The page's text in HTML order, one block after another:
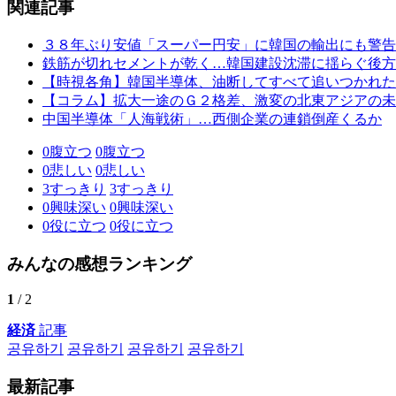
関連記事
３８年ぶり安値「スーパー円安」に韓国の輸出にも警
鉄筋が切れセメントが乾く…韓国建設沈滞に揺らぐ後
【時視各角】韓国半導体、油断してすべて追いつかれた
【コラム】拡大一途のＧ２格差、激変の北東アジアの
中国半導体「人海戦術」…西側企業の連鎖倒産くるか
0腹立つ 0腹立つ
0悲しい 0悲しい
3すっきり 3すっきり
0興味深い 0興味深い
0役に立つ 0役に立つ
みんなの感想ランキング
1 / 2
経済記事
공유하기
공유하기 공유하기 공유하기
最新記事